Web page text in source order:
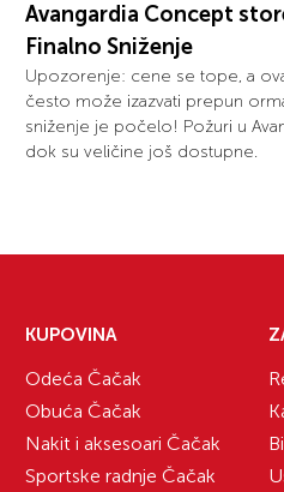
Avangardia Concept
Finalno Sniženje
Upozorenje: cene se tope, a
često može izazvati prepun
sniženje je počelo! Požuri u
dok su veličine još dostupne.
KUPOVINA
Odeća Čačak
Obuća Čačak
Nakit i aksesoari Čačak
Sportske radnje Čačak